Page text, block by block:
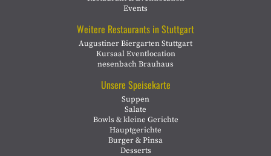
Events
Weitere Restaurants in Stuttgart
Augustiner Biergarten Stuttgart
Kursaal Eventlocation
nesenbach Brauhaus
Unsere Speisekarte
Suppen
Salate
Bowls & kleine Gerichte
Hauptgerichte
Burger & Pinsa
Desserts